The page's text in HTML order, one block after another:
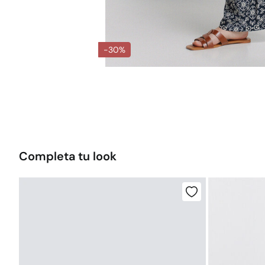
-30%
Completa tu look